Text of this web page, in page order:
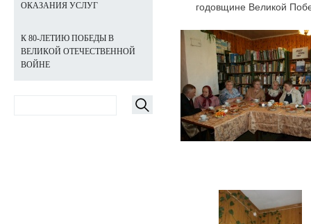
годовщине Великой
ОКАЗАНИЯ УСЛУГ
К 80-ЛЕТИЮ ПОБЕДЫ В
ВЕЛИКОЙ ОТЕЧЕСТВЕННОЙ
ВОЙНЕ